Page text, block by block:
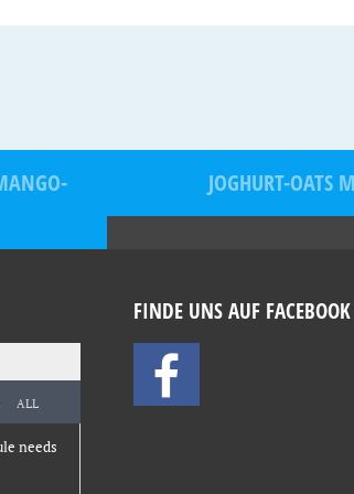
JOGHURT-OATS
ALL
needs
FINDE UNS AUF FACEBOOK